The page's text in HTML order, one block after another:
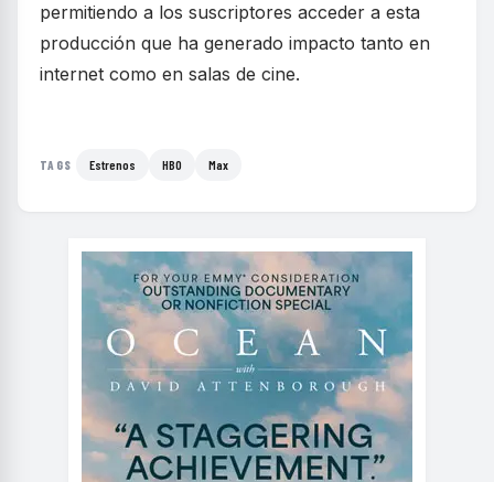
permitiendo a los suscriptores acceder a esta
producción que ha generado impacto tanto en
internet como en salas de cine.
TAGS Estrenos HBO Max